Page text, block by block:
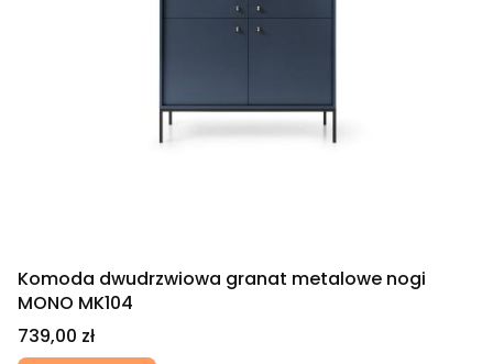
Komoda dwudrzwiowa granat metalowe nogi
MONO MK104
Cena
739,00 zł